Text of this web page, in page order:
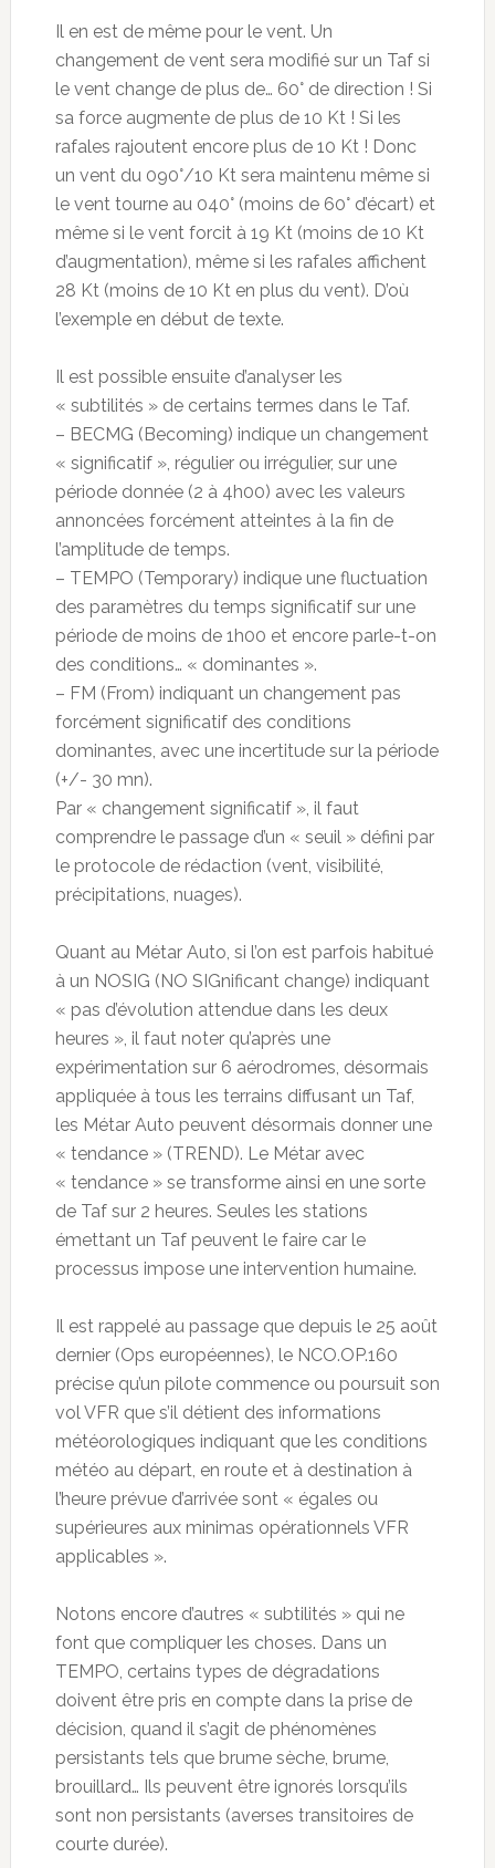
Il en est de même pour le vent. Un
changement de vent sera modifié sur un Taf si
le vent change de plus de… 60° de direction ! Si
sa force augmente de plus de 10 Kt ! Si les
rafales rajoutent encore plus de 10 Kt ! Donc
un vent du 090°/10 Kt sera maintenu même si
le vent tourne au 040° (moins de 60° d’écart) et
même si le vent forcit à 19 Kt (moins de 10 Kt
d’augmentation), même si les rafales affichent
28 Kt (moins de 10 Kt en plus du vent). D’où
l’exemple en début de texte.
Il est possible ensuite d’analyser les
« subtilités » de certains termes dans le Taf.
– BECMG (Becoming) indique un changement
« significatif », régulier ou irrégulier, sur une
période donnée (2 à 4h00) avec les valeurs
annoncées forcément atteintes à la fin de
l’amplitude de temps.
– TEMPO (Temporary) indique une fluctuation
des paramètres du temps significatif sur une
période de moins de 1h00 et encore parle-t-on
des conditions… « dominantes ».
– FM (From) indiquant un changement pas
forcément significatif des conditions
dominantes, avec une incertitude sur la période
(+/- 30 mn).
Par « changement significatif », il faut
comprendre le passage d’un « seuil » défini par
le protocole de rédaction (vent, visibilité,
précipitations, nuages).
Quant au Métar Auto, si l’on est parfois habitué
à un NOSIG (NO SIGnificant change) indiquant
« pas d’évolution attendue dans les deux
heures », il faut noter qu’après une
expérimentation sur 6 aérodromes, désormais
appliquée à tous les terrains diffusant un Taf,
les Métar Auto peuvent désormais donner une
« tendance » (TREND). Le Métar avec
« tendance » se transforme ainsi en une sorte
de Taf sur 2 heures. Seules les stations
émettant un Taf peuvent le faire car le
processus impose une intervention humaine.
Il est rappelé au passage que depuis le 25 août
dernier (Ops européennes), le NCO.OP.160
précise qu’un pilote commence ou poursuit son
vol VFR que s’il détient des informations
météorologiques indiquant que les conditions
météo au départ, en route et à destination à
l’heure prévue d’arrivée sont « égales ou
supérieures aux minimas opérationnels VFR
applicables ».
Notons encore d’autres « subtilités » qui ne
font que compliquer les choses. Dans un
TEMPO, certains types de dégradations
doivent être pris en compte dans la prise de
décision, quand il s’agit de phénomènes
persistants tels que brume sèche, brume,
brouillard… Ils peuvent être ignorés lorsqu’ils
sont non persistants (averses transitoires de
courte durée).